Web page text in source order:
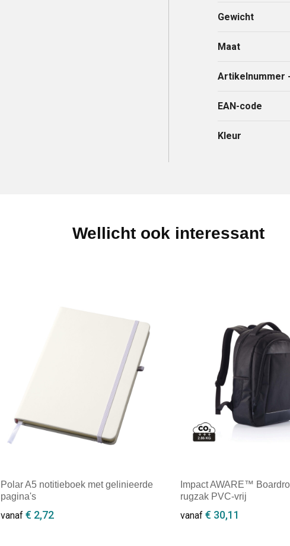
Gewicht
Maat
Artikelnummer
EAN-code
Kleur
Wellicht ook interessant
Polar A5 notitieboek met gelinieerde
pagina's
vanaf€ 2,72
Impact AWARE™
rugzak PVC-vrij
vanaf € 30,11